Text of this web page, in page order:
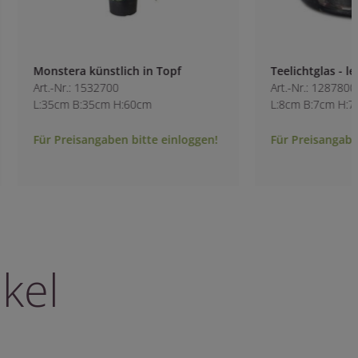
Monstera künstlich in Topf
Art.-Nr.: 1532700
L:35cm B:35cm H:60cm
Für Preisangaben bitte einloggen!
Teelichtglas -
Art.-Nr.: 1287800
L:8cm B:7cm H:7cm
Für